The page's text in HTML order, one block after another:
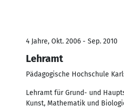
4 Jahre, Okt. 2006 - Sep. 2010
Lehramt
Pädagogische Hochschule
Lehramt für Grund- und
Kunst, Mathematik und